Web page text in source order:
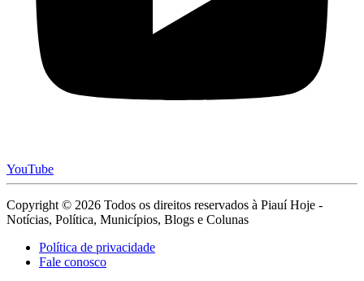
YouTube
Copyright © 2026 Todos os direitos reservados à Piauí Hoje -
Notícias, Política, Municípios, Blogs e Colunas
Política de privacidade
Fale conosco